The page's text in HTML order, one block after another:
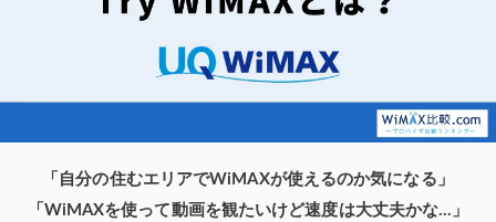
「自分の住むエリアでWiMAXが使えるのか気になる」
「WiMAXを使って動画を観たいけど速度は大丈夫かな…」